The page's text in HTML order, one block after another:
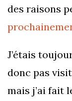
des raisons
J’étais
donc pas
mais j’ai fait